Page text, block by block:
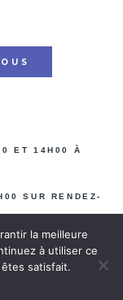
ET 14H00 À
SUR RENDEZ-
CB, ESPÈCE.
la meilleure
à utiliser ce
satisfait.